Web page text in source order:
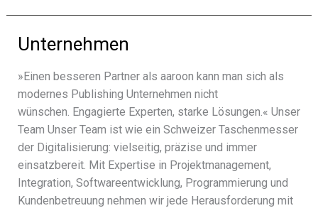
zugleich
Unternehmen
»Einen besse­ren Partner als aaroon kann man sich als
moder­nes Publishing Unternehmen nicht
wünschen. Engagierte Experten, starke Lösungen.« Unser
Team Unser Team ist wie ein Schweizer Taschenmesser
der Digitalisierung: viel­sei­tig, präzise und immer
einsatz­be­reit. Mit Expertise in Projektmanagement,
Integration, Softwareentwicklung, Programmierung und
Kundenbetreuung nehmen wir jede Herausforderung mit